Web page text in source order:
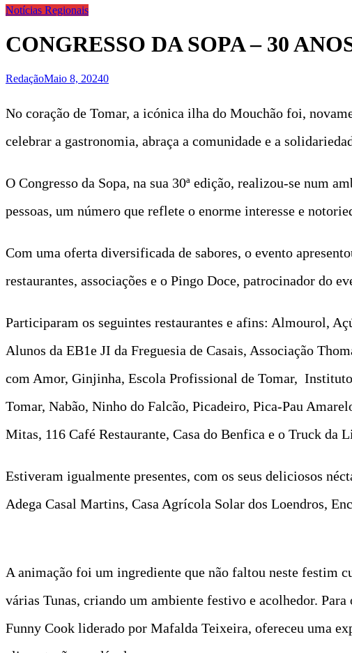
Notícias Regionais
CONGRESSO DA SOPA – 30
RedaçãoMaio 8, 20240
No coração de Tomar, a icónica ilha do Mouchão foi,
celebrar a gastronomia, abraça a comunidade e a
O Congresso da Sopa, na sua 30ª edição, realizou-se num
pessoas, um número que reflete o enorme interesse e
Com uma oferta diversificada de sabores, o evento
restaurantes, associações e o Pingo Doce, patrocinador do
Participaram os seguintes restaurantes e afins: Almourol,
Alunos da EB1e JI da Freguesia de Casais, Associação
com Amor, Ginjinha, Escola Profissional de Tomar,
Tomar, Nabão, Ninho do Falcão, Picadeiro, Pica-Pau
Mitas, 116 Café Restaurante, Casa do Benfica e o Truck
Estiveram igualmente presentes, com os seus deliciosos
Adega Casal Martins, Casa Agrícola Solar dos Loendros,
A animação foi um ingrediente que não faltou neste festim
várias Tunas, criando um ambiente festivo e acolhedor.
Funny Cook liderado por Mafalda Teixeira, ofereceu uma